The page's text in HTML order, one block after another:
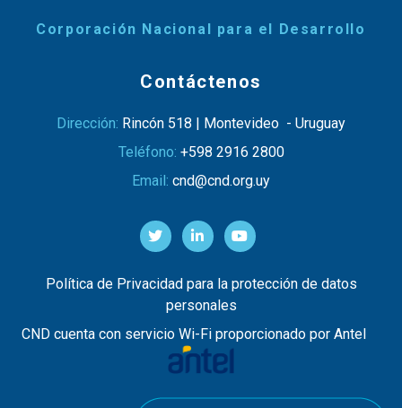
Corporación Nacional para el Desarrollo
Contáctenos
Dirección: Rincón 518 | Montevideo - Uruguay
Teléfono: +598 2916 2800
Email: cnd@cnd.org.uy
Política de Privacidad para la protección de datos
personales
CND cuenta con servicio Wi-Fi proporcionado por Antel